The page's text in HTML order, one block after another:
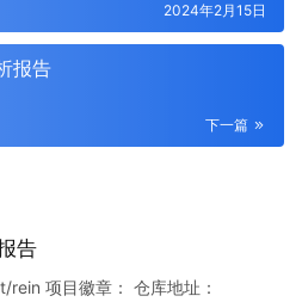
2024年2月15日
报告
下一篇
告
项目徽章： 仓库地址：